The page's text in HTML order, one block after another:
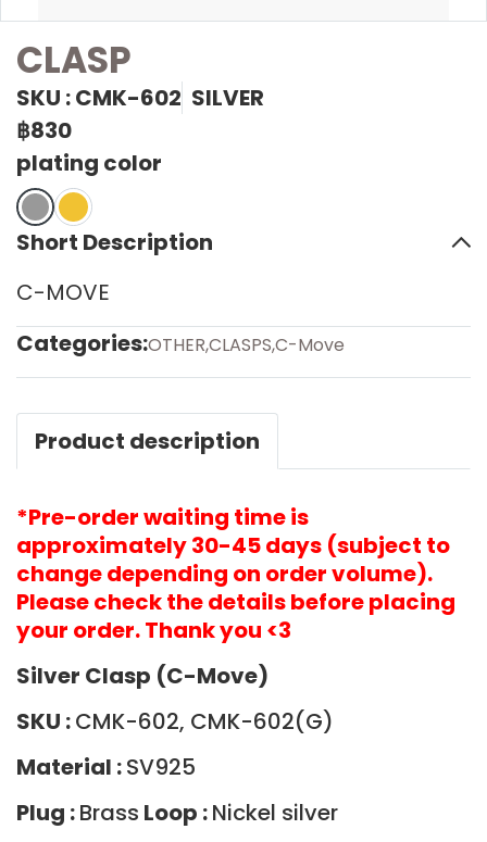
CLASP
SKU : CMK-602 SILVER
฿830
plating color
Short Description
C-MOVE
Categories:OTHER,CLASPS,C-Move
Product description
*Pre-order waiting time is
approximately 30-45 days (subject to
change depending on order volume).
Please check the details before placing
your order. Thank you <3
Silver Clasp (C-Move)
SKU :CMK-602, CMK-602(G)
Material :SV925
Plug :Brass Loop :Nickel silver